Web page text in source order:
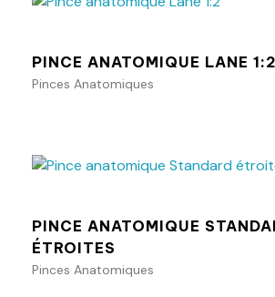
PINCE ANATOMIQUE LANE 1:2
Pinces Anatomiques
PINCE ANATOMIQUE
ÉTROITES
Pinces Anatomiques